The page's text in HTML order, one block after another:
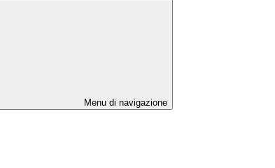
Menu di navigazione